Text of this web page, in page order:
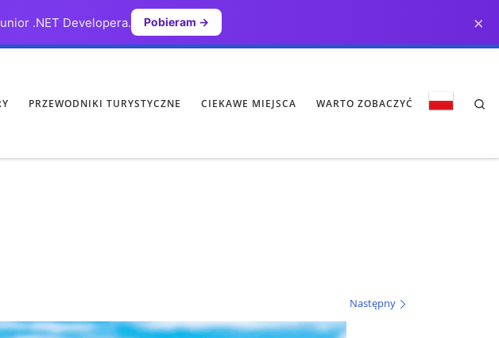
.NET Developera. Pobieram → ×
PRZEWODNIKI TURYSTYCZNE CIEKAWE MIEJSCA WARTO ZOBACZYĆ
Następny